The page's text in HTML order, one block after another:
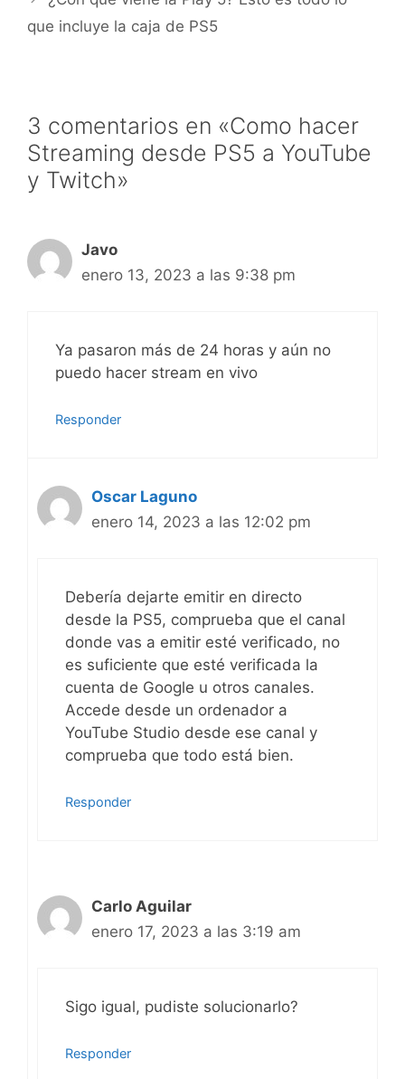
que incluye la caja de PS5
3 comentarios en «Como hacer
Streaming desde PS5 a YouTube
y Twitch»
Javo
enero 13, 2023 a las 9:38 pm
Ya pasaron más de 24 horas y aún no
puedo hacer stream en vivo
Responder
Oscar Laguno
enero 14, 2023 a las 12:02 pm
Debería dejarte emitir en directo
desde la PS5, comprueba que el canal
donde vas a emitir esté verificado, no
es suficiente que esté verificada la
cuenta de Google u otros canales.
Accede desde un ordenador a
YouTube Studio desde ese canal y
comprueba que todo está bien.
Responder
Carlo Aguilar
enero 17, 2023 a las 3:19 am
Sigo igual, pudiste solucionarlo?
Responder